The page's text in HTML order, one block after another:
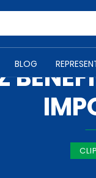
BLOG
IMPRENSA -7